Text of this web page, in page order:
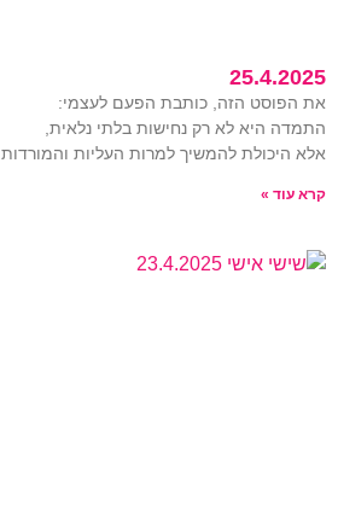
25.4.2025
את הפוסט הזה, כותבת הפעם לעצמי:
התמדה היא לא רק נחישות בלתי נלאית,
אלא היכולת להמשיך למרות העליות והמורדות.
קרא עוד »